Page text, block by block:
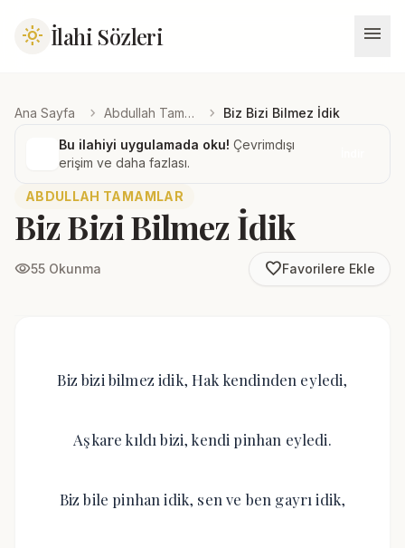
light_mode İlahi Sözleri menu
Ana Sayfa chevron_right Abdullah Tamamlar chevron_right Biz Bizi Bilmez İdik
Bu ilahiyi uygulamada oku! Çevrimdışı
erişim ve daha fazlası.
ABDULLAH TAMAMLAR
Biz Bizi Bilmez İdik
visibility55 Okunma favorite_borderFavorilere Ekle
Biz bizi bilmez idik, Hak kendinden eyledi,
Aşkare kıldı bizi, kendi pinhan eyledi.
Biz bile pinhan idik, sen ve ben gayrı idik,